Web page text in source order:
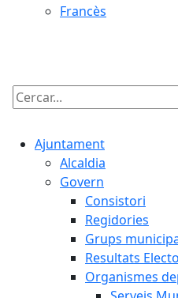
Francès
Cercar:
Ajuntament
Alcaldia
Govern
Consistori
Regidories
Grups
Resultats
Organismes